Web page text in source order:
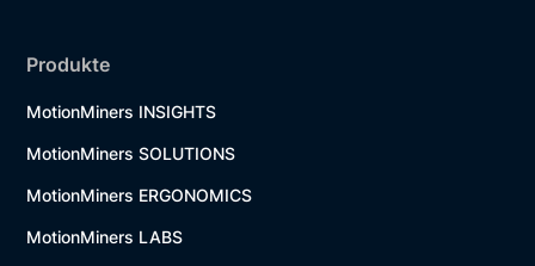
Produkte
MotionMiners INSIGHTS
MotionMiners SOLUTIONS
MotionMiners ERGONOMICS
MotionMiners LABS